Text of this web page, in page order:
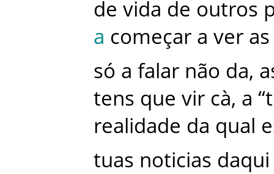
de vida de outros
a começar a ver as
só a falar não da,
tens que vir cà, a
realidade da qual
tuas noticias daqui